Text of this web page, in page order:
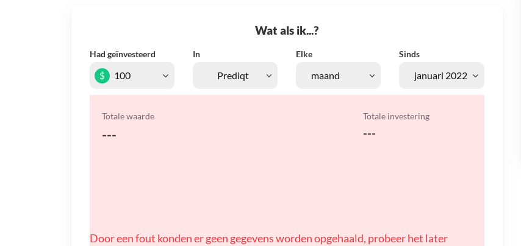
Wat als ik...?
Had geïnvesteerd In Elke Sinds
$
Totale waarde
---
Totale investering
---
Door een fout konden er geen gegevens worden opgehaald, probeer het later